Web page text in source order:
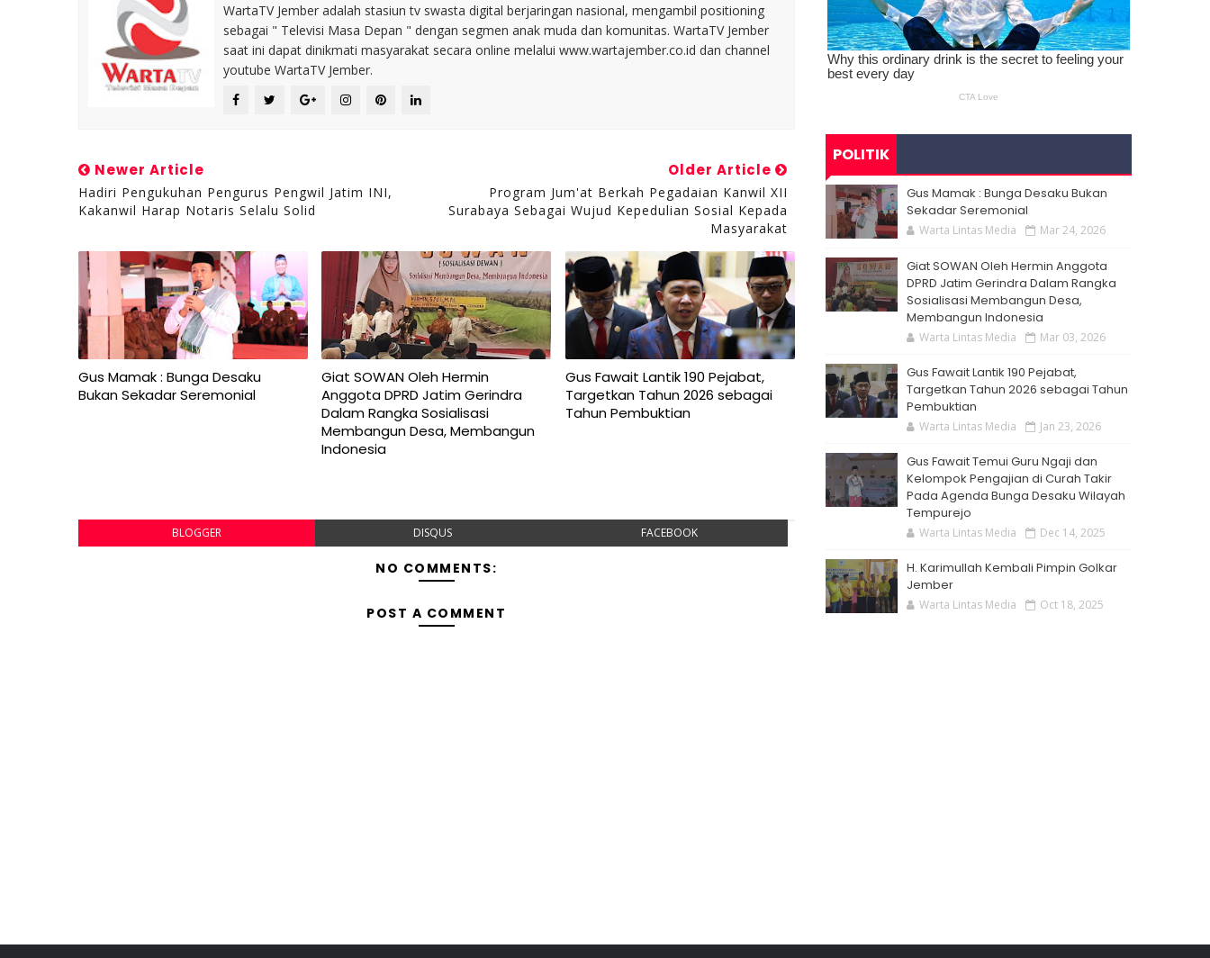
WartaTV Jember adalah stasiun tv swasta digital berjaringan nasional, mengambil positioning
sebagai " Televisi Masa Depan " dengan segmen anak muda dan komunitas. WartaTV Jember
saat ini dapat dinikmati masyarakat secara online melalui www.wartajember.co.id dan channel
youtube WartaTV Jember.
Newer Article
Hadiri Pengukuhan Pengurus Pengwil Jatim INI,
Kakanwil Harap Notaris Selalu Solid
Older Article
Program Jum'at Berkah Pegadaian Kanwil XII
Surabaya Sebagai Wujud Kepedulian Sosial Kepada
Masyarakat
Gus Mamak : Bunga Desaku
Bukan Sekadar Seremonial
Giat SOWAN Oleh Hermin
Anggota DPRD Jatim Gerindra
Dalam Rangka Sosialisasi
Membangun Desa, Membangun
Indonesia
Gus Fawait Lantik 190 Pejabat,
Targetkan Tahun 2026 sebagai
Tahun Pembuktian
BLOGGER DISQUS FACEBOOK
NO COMMENTS:
POST A COMMENT
POLITIK
Gus Mamak : Bunga Desaku Bukan
Sekadar Seremonial
Warta Lintas Media Mar 24, 2026
Giat SOWAN Oleh Hermin Anggota
DPRD Jatim Gerindra Dalam Rangka
Sosialisasi Membangun Desa,
Membangun Indonesia
Warta Lintas Media Mar 03, 2026
Gus Fawait Lantik 190 Pejabat,
Targetkan Tahun 2026 sebagai Tahun
Pembuktian
Warta Lintas Media Jan 23, 2026
Gus Fawait Temui Guru Ngaji dan
Kelompok Pengajian di Curah Takir
Pada Agenda Bunga Desaku Wilayah
Tempurejo
Warta Lintas Media Dec 14, 2025
H. Karimullah Kembali Pimpin Golkar
Jember
Warta Lintas Media Oct 18, 2025